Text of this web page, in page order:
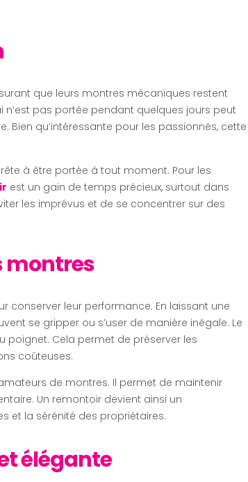
que leurs montres mécaniques restent
n’est pas portée pendant quelques jours peut
Bien qu’intéressante pour les passionnés, cette
à être portée à tout moment. Pour les
est un gain de temps précieux, surtout dans
les imprévus et de se concentrer sur des
montres
conserver leur performance. En laissant une
se gripper ou s’user de manière inégale. Le
Cela permet de préserver les
coûteuses.
de montres. Il permet de maintenir
Un remontoir devient ainsi un
et la sérénité des propriétaires.
élégante